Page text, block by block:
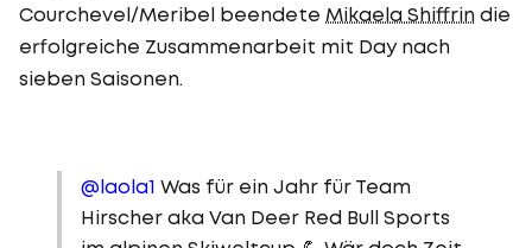
Courchevel/Meribel beendete Mikaela Shiffrin die
erfolgreiche Zusammenarbeit mit Day nach
sieben Saisonen.
@laola1 Was für ein Jahr für Team
Hirscher aka Van Deer Red Bull Sports